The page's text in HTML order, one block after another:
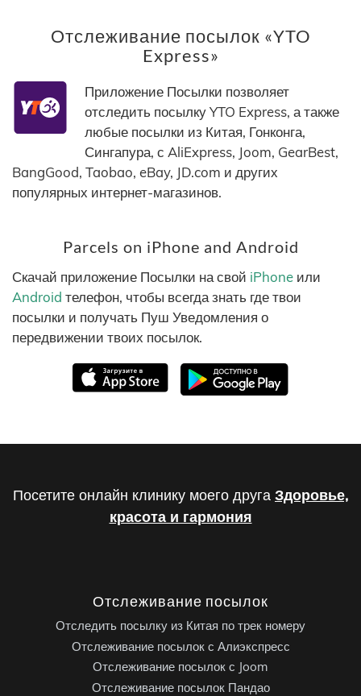
Отслеживание посылок «YTO
Express»
Приложение Посылки позволяет
отследить посылку YTO Express, а также
любые посылки из Китая, Гонконга,
Сингапура, с AliExpress, Joom, GearBest,
BangGood, Taobao, eBay, JD.com и других
популярных интернет-магазинов.
Parcels on iPhone and Android
Скачай приложение Посылки на свой iPhone или
Android телефон, чтобы всегда знать где твои
посылки и получать Пуш Уведомления о
передвижении твоих посылок.
Посетите онлайн клинику моего друга Здоровье,
красота и гармония
Отслеживание посылок
Отследить посылку из Китая по трек номеру
Отслеживание посылок с Алиэкспресс
Отслеживание посылок с Joom
Отслеживание посылок Пандао